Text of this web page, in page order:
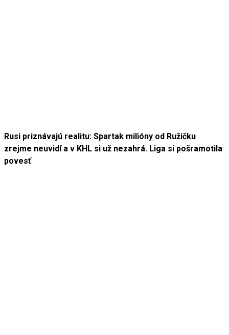
Rusi priznávajú realitu: Spartak milióny od Ružičku
zrejme neuvidí a v KHL si už nezahrá. Liga si pošramotila
povesť